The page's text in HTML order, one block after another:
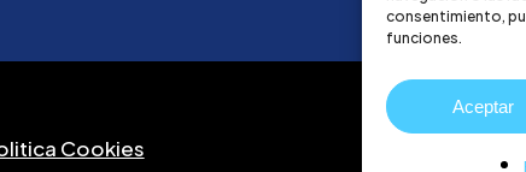
consentimiento,
funciones.
Aceptar
Cookies